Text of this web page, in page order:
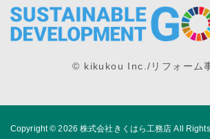
© kikukou Inc./リフォーム
Copyright © 2026株式会社きくはら工務店 All